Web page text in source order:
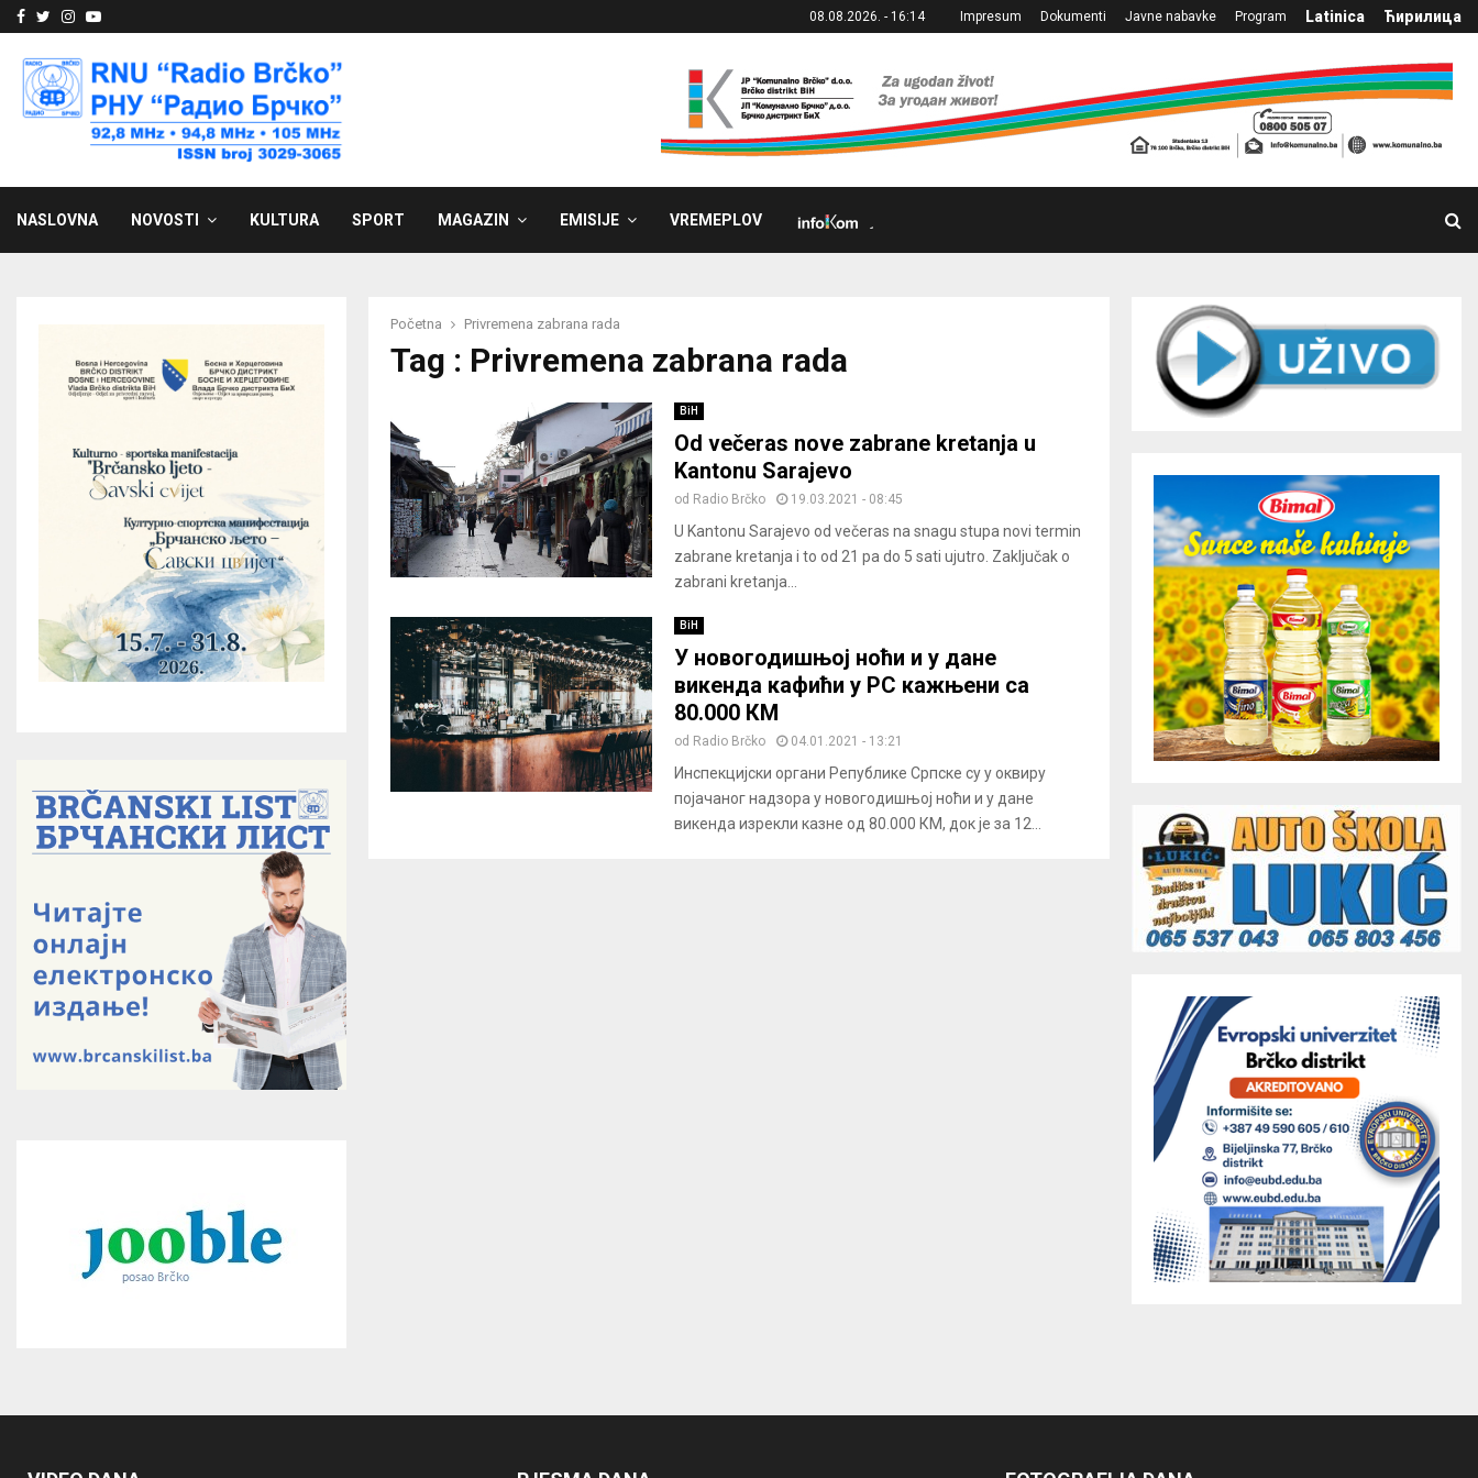
Facebook
Twitter
Instagram
Youtube 08.08.2026. - 16:14 Impresum Dokumenti Javne nabavke Program Latinica Ћирилица
NASLOVNA NOVOSTI KULTURA SPORT MAGAZIN EMISIJE VREMEPLOV
Početna Privremena zabrana rada
Tag : Privremena zabrana rada
BiH
Od večeras nove zabrane kretanja u
Kantonu Sarajevo
od Radio Brčko 19.03.2021 - 08:45
U Kantonu Sarajevo od večeras na snagu stupa novi termin
zabrane kretanja i to od 21 pa do 5 sati ujutro. Zaključak o
zabrani kretanja...
BiH
У новогодишњој ноћи и у дане
викенда кафићи у РС кажњени са
80.000 КМ
od Radio Brčko 04.01.2021 - 13:21
Инспекцијски органи Републике Српске су у оквиру
појачаног надзора у новогодишњој ноћи и у дане
викенда изрекли казне од 80.000 КМ, док је за 12...